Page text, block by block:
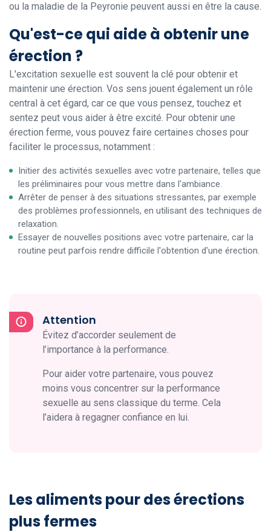
ou la maladie de la Peyronie peuvent aussi en être la cause.
Qu'est-ce qui aide à obtenir une
érection ?
L'excitation sexuelle est souvent la clé pour obtenir et
maintenir une érection. Vos sens jouent également un rôle
central à cet égard, car ce que vous pensez, touchez et
sentez peut vous aider à être excité. Pour obtenir une
érection ferme, vous pouvez faire certaines choses pour
faciliter le processus, notamment :
Initier des activités sexuelles avec votre partenaire, telles que
les préliminaires pour vous mettre dans l'ambiance.
Arrêter de penser à des situations stressantes, par exemple
des problèmes professionnels, en utilisant des techniques de
relaxation.
Essayer de nouvelles positions avec votre partenaire, car la
routine peut parfois rendre difficile l'obtention d'une érection.
Attention
Évitez d’accorder seulement de
l’importance à la performance.
Pour aider votre partenaire, vous pouvez
moins vous concentrer sur la performance
sexuelle au sens classique du terme. Cela
l’aidera à regagner confiance en lui.
Les aliments pour des érections
plus fermes